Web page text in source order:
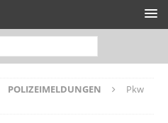
POLIZEIMELDUNGEN
Pkw